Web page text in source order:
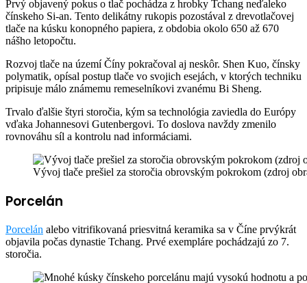
Prvý objavený pokus o tlač pochádza z hrobky Tchang neďaleko
čínskeho Si-an. Tento delikátny rukopis pozostával z drevotlačovej
tlače na kúsku konopného papiera, z obdobia okolo 650 až 670
nášho letopočtu.
Rozvoj tlače na území Číny pokračoval aj neskôr. Shen Kuo, čínsky
polymatik, opísal postup tlače vo svojich esejách, v ktorých techniku
​​pripisuje málo známemu remeselníkovi zvanému Bi Sheng.
Trvalo ďalšie štyri storočia, kým sa technológia zaviedla do Európy
vďaka Johannesovi Gutenbergovi. To doslova navždy zmenilo
rovnováhu síl a kontrolu nad informáciami.
Vývoj tlače prešiel za storočia obrovským pokrokom (zdroj
Porcelán
Porcelán alebo vitrifikovaná priesvitná keramika sa v Číne prvýkrát
objavila počas dynastie Tchang. Prvé exempláre pochádzajú zo 7.
storočia.